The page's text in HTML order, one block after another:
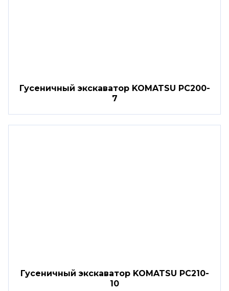
Гусеничный экскаватор KOMATSU PC200-
7
Гусеничный экскаватор KOMATSU PC210-
10